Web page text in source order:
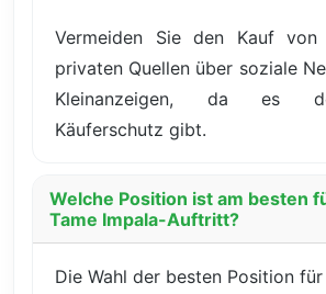
Vermeiden Sie den Kauf von
privaten Quellen über soziale
Kleinanzeigen, da es
Käuferschutz gibt.
Welche Position ist am besten
Tame Impala-Auftritt?
Die Wahl der besten Position